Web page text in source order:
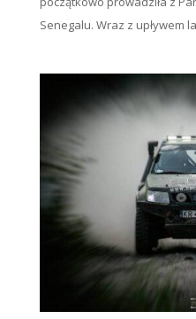
Senegalu. Wraz z upływem